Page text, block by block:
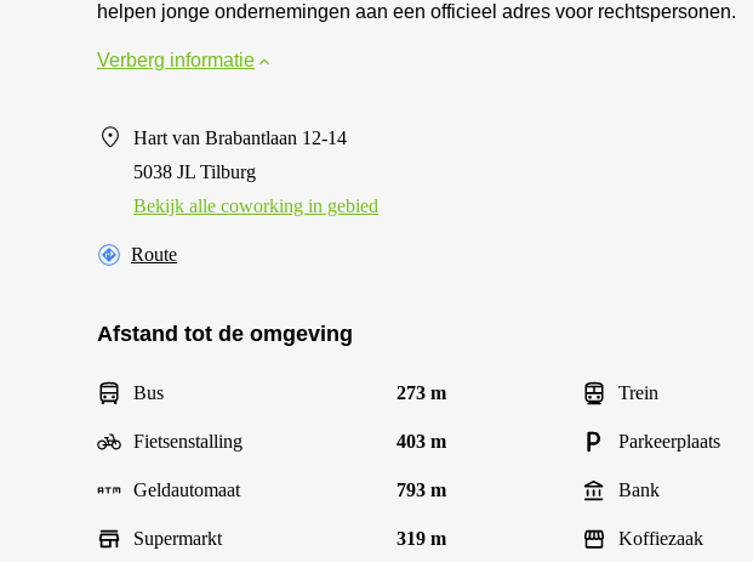
helpen jonge ondernemingen aan een officieel adres voor rechtspersonen.
Verberg informatie
Hart van Brabantlaan 12-14
5038 JL Tilburg
Bekijk alle сoworking in gebied
Route
Afstand tot de omgeving
Bus 273 m Trein
Fietsenstalling 403 m Parkeerplaats
Geldautomaat 793 m Bank
Supermarkt 319 m Koffiezaak